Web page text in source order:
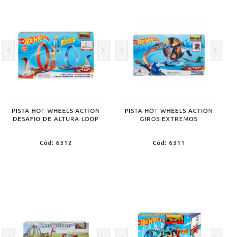
PISTA HOT WHEELS ACTION
DESAFIO DE ALTURA LOOP
Cód: 6312
PISTA HOT WHEELS ACTION
GIROS EXTREMOS
Cód: 6311